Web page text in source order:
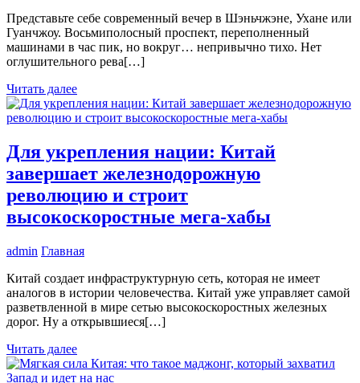
Представьте себе современный вечер в Шэньчжэне, Ухане или
Гуанчжоу. Восьмиполосный проспект, переполненный
машинами в час пик, но вокруг… непривычно тихо. Нет
оглушительного рева[…]
Читать далее
Для укрепления нации: Китай
завершает железнодорожную
революцию и строит
высокоскоростные мега-хабы
admin Главная
Китай создает инфраструктурную сеть, которая не имеет
аналогов в истории человечества. Китай уже управляет самой
разветвленной в мире сетью высокоскоростных железных
дорог. Ну а открывшиеся[…]
Читать далее